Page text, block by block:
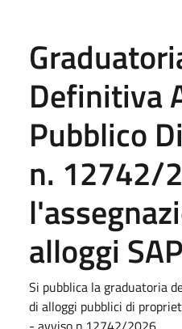
Definitiva
Pubblico
n. 12742/
alloggi SAP
Si pubblica la graduatoria
di alloggi pubblici di